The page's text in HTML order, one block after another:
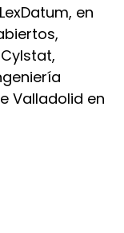
en
Valladolid en